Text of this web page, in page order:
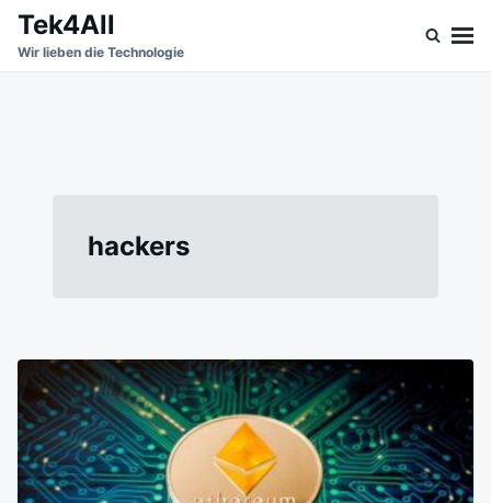
SkipSearch
for:
Tek4All
Wir lieben die Technologie
hackers